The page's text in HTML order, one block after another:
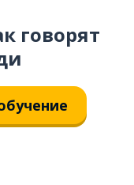
говорят